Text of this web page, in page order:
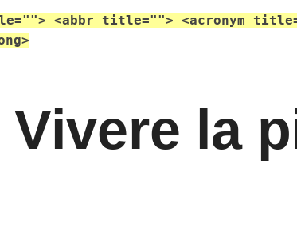
<abbr title=""> <acronym
la